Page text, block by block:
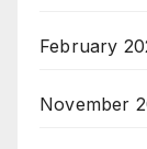
February
November